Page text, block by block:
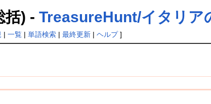
括) - TreasureHunt/イタリア
| 一覧| 単語検索| 最終更新| ヘルプ]